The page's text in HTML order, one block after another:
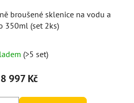
broušené sklenice na vodu a
350ml (set 2ks)
(>5 set)
8 997 Kč